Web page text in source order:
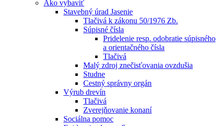
Ako vybaviť
Stavebný úrad Jasenie
Tlačivá k zákonu 50/1976 Zb.
Súpisné čísla
Pridelenie resp. odobratie súpisného
a orientačného čísla
Tlačivá
Malý zdroj znečisťovania ovzdušia
Studne
Cestný správny orgán
Výrub drevín
Tlačivá
Zverejňovanie konaní
Sociálna pomoc